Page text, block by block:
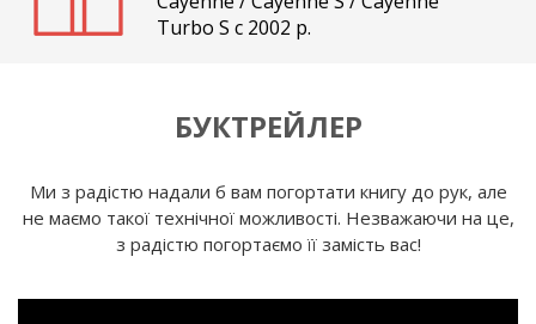
Turbo S c 2002 р.
БУКТРЕЙЛЕР
Ми з радістю надали б вам погортати книгу до рук, але
не маємо такої технічної можливості. Незважаючи на це,
з радістю погортаємо її замість вас!